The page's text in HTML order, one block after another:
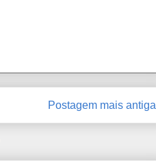
Postagem mais antiga